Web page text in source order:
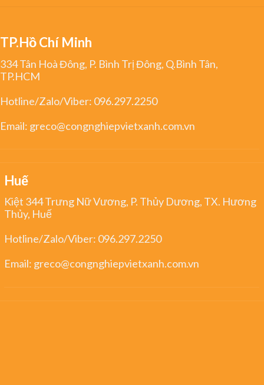
TP.Hồ Chí Minh
334 Tân Hoà Đông, P. Bình Trị Đông, Q.Bình Tân,
TP.HCM
Hotline/Zalo/Viber: 096.297.2250
Email: greco@congnghiepvietxanh.com.vn
Huế
Kiệt 344 Trưng Nữ Vương, P. Thủy Dương, TX. Hương
Thủy, Huế
Hotline/Zalo/Viber: 096.297.2250
Email: greco@congnghiepvietxanh.com.vn